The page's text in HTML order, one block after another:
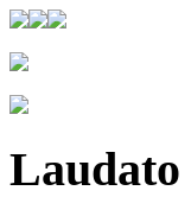
Laudato